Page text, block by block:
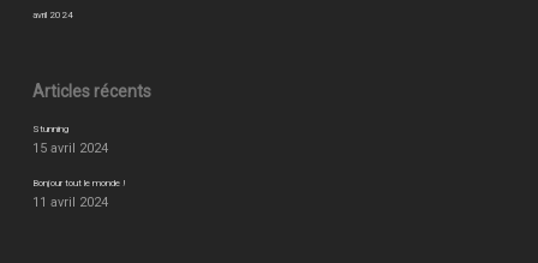
avril 2024
Articles récents
Stunning
15 avril 2024
Bonjour tout le monde !
11 avril 2024